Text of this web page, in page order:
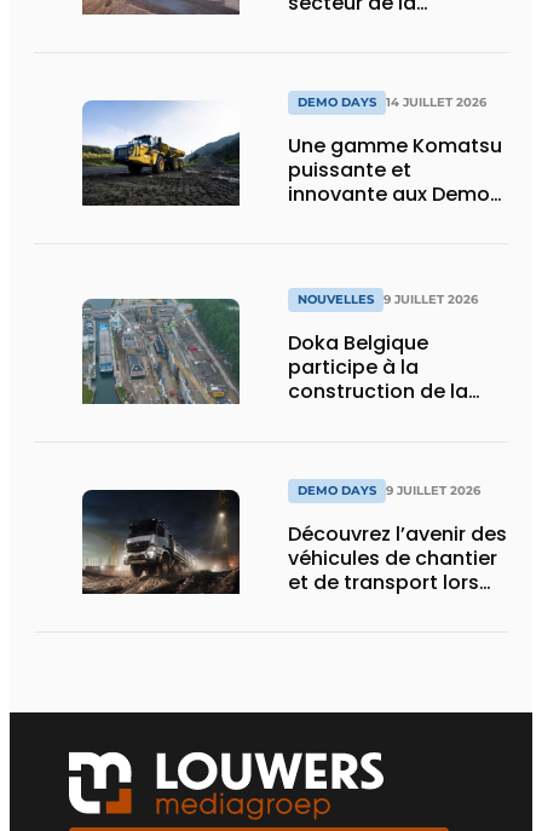
DEMO DAYS 14 JUILLET 2026
Une gamme Komatsu
puissante et
innovante aux Demo
NOUVELLES 9 JUILLET 2026
Doka Belgique
participe à la
construction de la
DEMO DAYS 9 JUILLET 2026
Découvrez l’avenir des
véhicules de chantier
et de transport lors